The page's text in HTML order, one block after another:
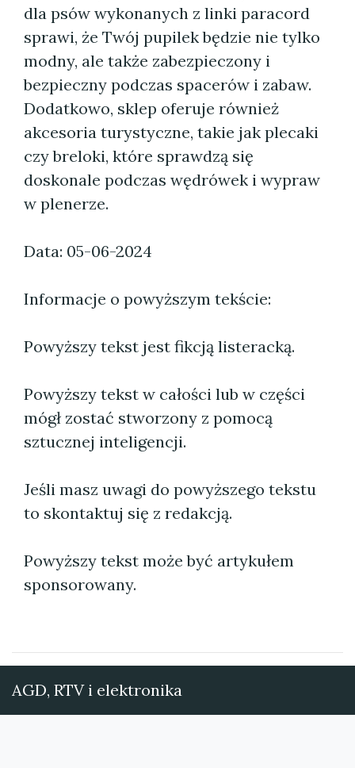
dla psów wykonanych z linki paracord
sprawi, że Twój pupilek będzie nie tylko
modny, ale także zabezpieczony i
bezpieczny podczas spacerów i zabaw.
Dodatkowo, sklep oferuje również
akcesoria turystyczne, takie jak plecaki
czy breloki, które sprawdzą się
doskonale podczas wędrówek i wypraw
w plenerze.
Data: 05-06-2024
Informacje o powyższym tekście:
Powyższy tekst jest fikcją listeracką.
Powyższy tekst w całości lub w części
mógł zostać stworzony z pomocą
sztucznej inteligencji.
Jeśli masz uwagi do powyższego tekstu
to skontaktuj się z redakcją.
Powyższy tekst może być artykułem
sponsorowany.
AGD, RTV i elektronika